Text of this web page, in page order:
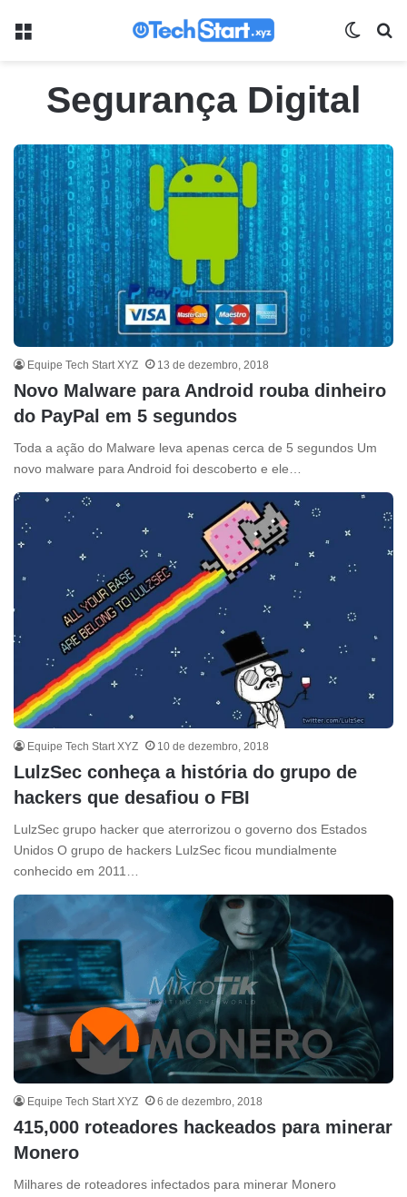
Segurança Digital
Equipe Tech Start XYZ 13 de dezembro, 2018
Novo Malware para Android rouba dinheiro
do PayPal em 5 segundos
Toda a ação do Malware leva apenas cerca de 5 segundos Um
novo malware para Android foi descoberto e ele…
Equipe Tech Start XYZ 10 de dezembro, 2018
LulzSec conheça a história do grupo de
hackers que desafiou o FBI
LulzSec grupo hacker que aterrorizou o governo dos Estados
Unidos O grupo de hackers LulzSec ficou mundialmente
conhecido em 2011…
Equipe Tech Start XYZ 6 de dezembro, 2018
415,000 roteadores hackeados para minerar
Monero
Milhares de roteadores infectados para minerar Monero